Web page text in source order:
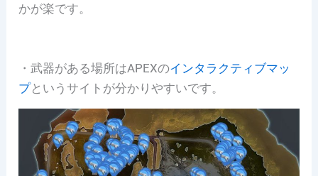
かが楽です。
・武器がある場所はAPEXのインタラクティブマッ
プというサイトが分かりやすいです。